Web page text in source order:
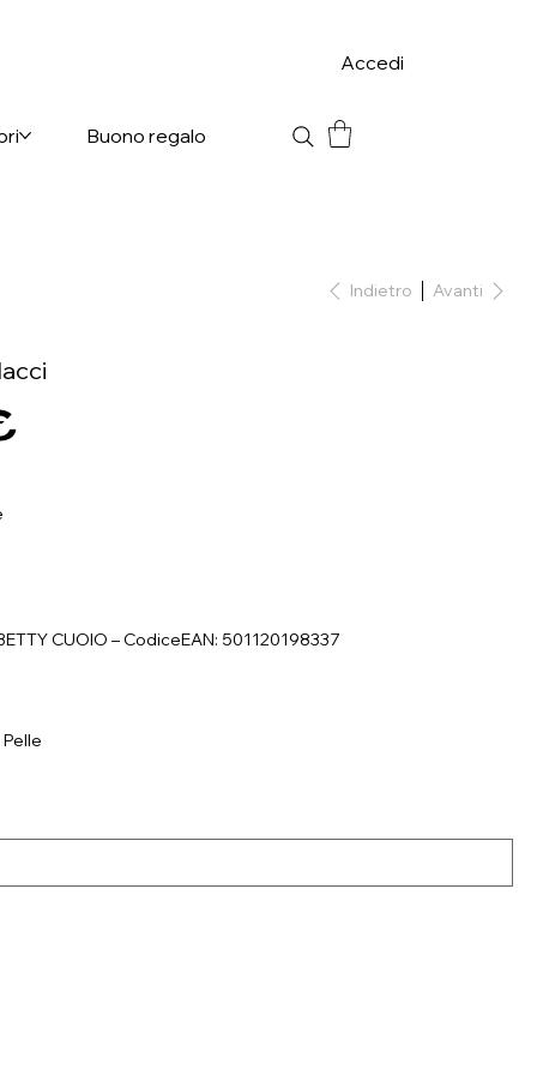
Buono regalo
Accedi
Indietro Avanti
CUOIO – CodiceEAN: 501120198337